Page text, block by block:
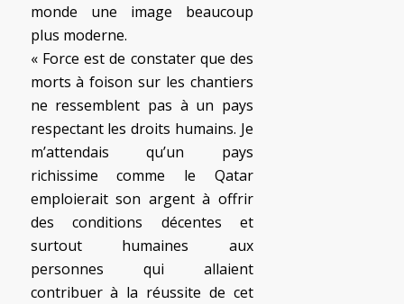
monde une image beaucoup
plus moderne.
« Force est de constater que des
morts à foison sur les chantiers
ne ressemblent pas à un pays
respectant les droits humains. Je
m’attendais qu’un pays
richissime comme le Qatar
emploierait son argent à offrir
des conditions décentes et
surtout humaines aux
personnes qui allaient
contribuer à la réussite de cet